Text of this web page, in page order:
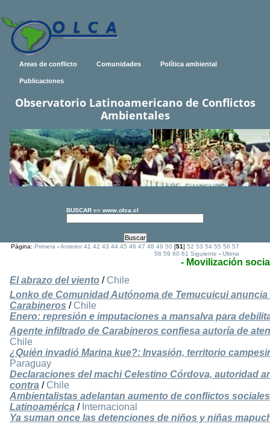
Areas de conflicto Comunidades Política ambiental
Publicaciones
Observatorio Latinoamericano de Conflictos
Ambientales
BUSCAR en www.olca.cl
Página:Primera -Anterior 41 42 43 44 45 46 47 48 49 50 [51]52 53 54 55 56 57
58 59 60 61 Siguiente -Ultima
- Movilización
El abrazo del viento / Chile
Lonko de Comunidad Autónoma de Temucuicui
Carabineros / Chile
Enero: represión e imputaciones a mansalva para
Agente infiltrado de Carabineros confiesa autoría de
Chile
¿Quién invadió Marina kue?: Invasión, territorio
Paraguay
Declaraciones del machi Celestino Córdova, autoridad
contra / Chile
Ambientalistas adelantan aumento de conflictos
Latinoamérica / Internacional
Ya suman once las detenciones de niños y niñas